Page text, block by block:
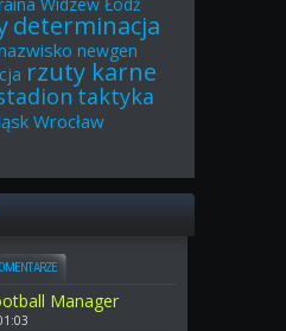
determinacja
newgen
rzuty karne
taktyka
Wrocław
Manager